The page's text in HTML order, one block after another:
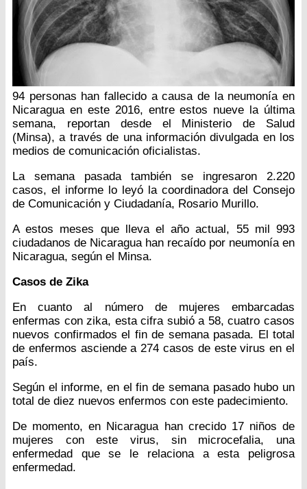
94 personas han fallecido a causa de la neumonía en
Nicaragua en este 2016, entre estos nueve la última
semana, reportan desde el Ministerio de Salud
(Minsa), a través de una información divulgada en los
medios de comunicación oficialistas.
La semana pasada también se ingresaron 2.220
casos, el informe lo leyó la coordinadora del Consejo
de Comunicación y Ciudadanía, Rosario Murillo.
A estos meses que lleva el año actual, 55 mil 993
ciudadanos de Nicaragua han recaído por neumonía en
Nicaragua, según el Minsa.
Casos de Zika
En cuanto al número de mujeres embarcadas
enfermas con zika, esta cifra subió a 58, cuatro casos
nuevos confirmados el fin de semana pasada. El total
de enfermos asciende a 274 casos de este virus en el
país.
Según el informe, en el fin de semana pasado hubo un
total de diez nuevos enfermos con este padecimiento.
De momento, en Nicaragua han crecido 17 niños de
mujeres con este virus, sin microcefalia, una
enfermedad que se le relaciona a esta peligrosa
enfermedad.